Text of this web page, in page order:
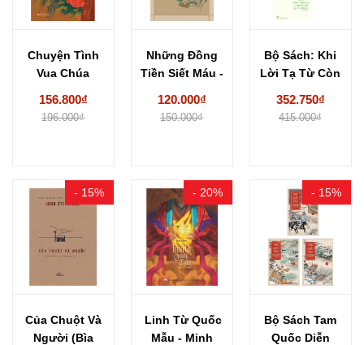
Chuyện Tình
Vua Chúa
156.800₫
196.000₫
Những Đồng
Tiền Siết Máu -
120.000₫
150.000₫
Bộ Sách: Khi
Lời Tạ Từ Còn
352.750₫
415.000₫
- 15%
Của Chuột Và
Người (Bìa
- 20%
Linh Từ Quốc
Mẫu - Minh
- 15%
Bộ Sách Tam
Quốc Diễn